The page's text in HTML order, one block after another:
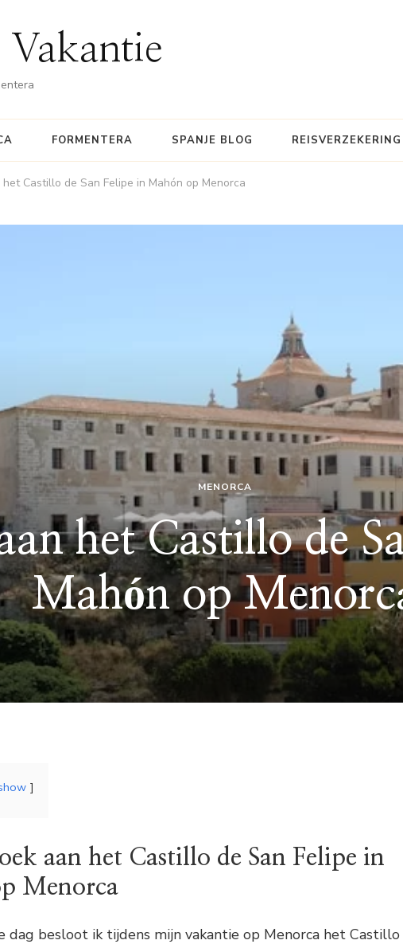
Vakantie
FORMENTERA SPANJE BLOG REISVERZEKERING
het Castillo de San Felipe in Mahón op Menorca
MENORCA
het Castillo de
Mahón op
aan het Castillo de San Felipe in
Menorca
dag besloot ik tijdens mijn vakantie op Menorca het Castillo